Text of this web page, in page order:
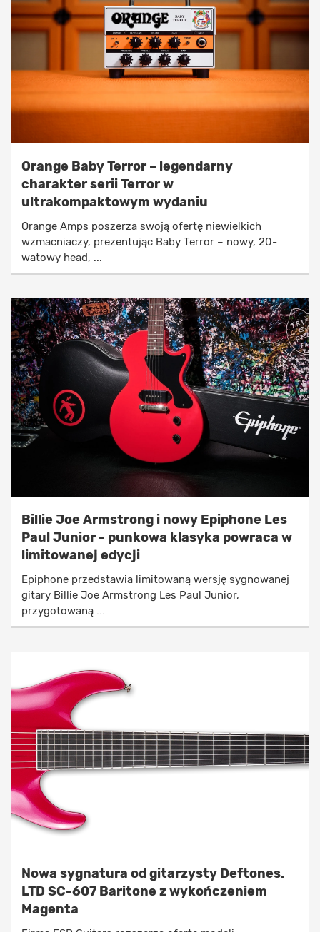
Orange Baby Terror – legendarny
charakter serii Terror w
ultrakompaktowym wydaniu
Orange Amps poszerza swoją ofertę niewielkich
wzmacniaczy, prezentując Baby Terror – nowy, 20-
watowy head, ...
Billie Joe Armstrong i nowy Epiphone Les
Paul Junior - punkowa klasyka powraca w
limitowanej edycji
Epiphone przedstawia limitowaną wersję sygnowanej
gitary Billie Joe Armstrong Les Paul Junior,
przygotowaną ...
Nowa sygnatura od gitarzysty Deftones.
LTD SC-607 Baritone z wykończeniem
Magenta